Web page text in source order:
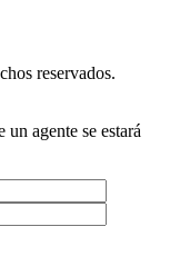
reservados.
agente se estará